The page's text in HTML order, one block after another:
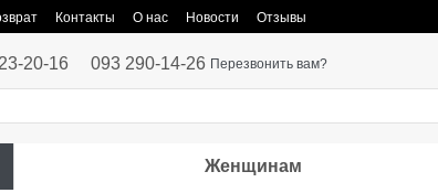
Контакты О нас Новости
Отзывы
20-16 093 290-14-26 Перезвонить вам?
Женщинам